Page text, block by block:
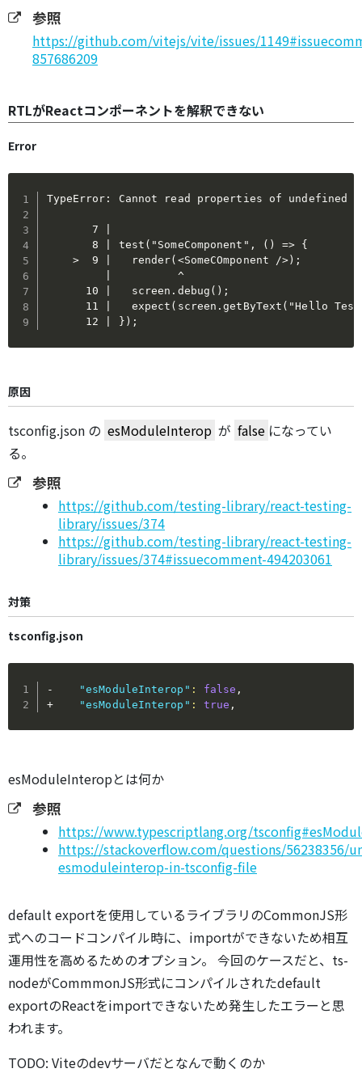
参照
https://github.com/vitejs/vite/issues/
857686209
RTLがReactコンポーネントを解釈できない
Error
TypeError: Cannot read properties of undefined
       7 |
       8 | test("SomeComponent", () => {
    >  9 |   render(<SomeCOmponent />);
         |          ^
      10 |   screen.debug();
11 |   expect(screen.getByText("Hello
      12 | });
原因
tsconfig.json の esModuleInterop が false になってい
る。
参照
https://github.com/testing-library/react-testing-
library/issues/374
https://github.com/testing-library/react-testing-
library/issues/374#issuecomment-494203061
対策
tsconfig.json
- "esModuleInterop" : false ,
+
"esModuleInterop" : true ,
esModuleInteropとは何か
参照
https://www.typescriptlang.org/
https://stackoverflow.com/questions/56238356/
esmoduleinterop-in-tsconfig-file
default exportを使用しているライブラリのCommonJS形
式へのコードコンパイル時に、importができないため相互
運用性を高めるためのオプション。 今回のケースだと、ts-
nodeがCommmonJS形式にコンパイルされたdefault
exportのReactをimportできないため発生したエラーと思
われます。
TODO: Viteのdevサーバだとなんで動くのか